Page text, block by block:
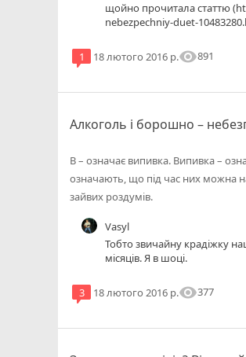
щойно прочитала статтю
nebezpechniy-duet-
"дали" 200 год громадських робіт а тут п'яна дівчина/жіночка
повернула) 400 грн, але її
вироки... не можу зрозуміти
1 18 лютого 2016 р.visibility891
Алкоголь і борошно –
В – означає випивка. Випивка –
означають, що під час них можна
зайвих роздумів.
Vasyl
Тобто звичайну крадіжку
місяців. Я в шоці.
3 18 лютого 2016 р.visibility377